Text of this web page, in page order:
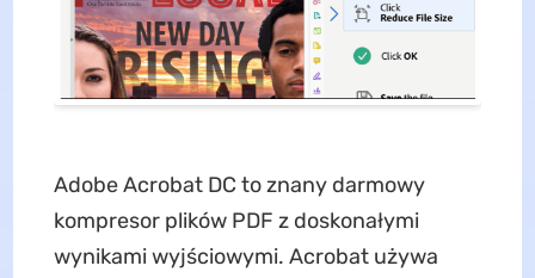
Adobe Acrobat DC to znany darmowy
kompresor plików PDF z doskonałymi
wynikami wyjściowymi. Acrobat używa